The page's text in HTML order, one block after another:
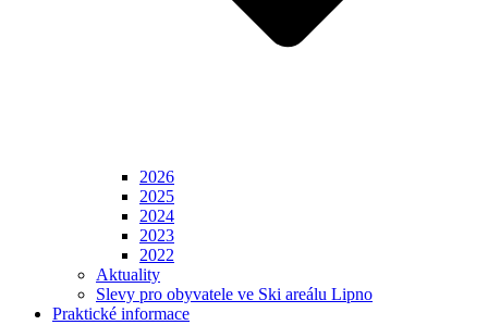
2026
2025
2024
2023
2022
Aktuality
Slevy pro obyvatele ve Ski areálu Lipno
Praktické informace